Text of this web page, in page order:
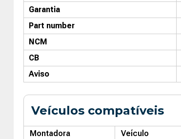
Garantia
Part number
NCM
CB
Aviso
Veículos compatíveis
Montadora Veículo